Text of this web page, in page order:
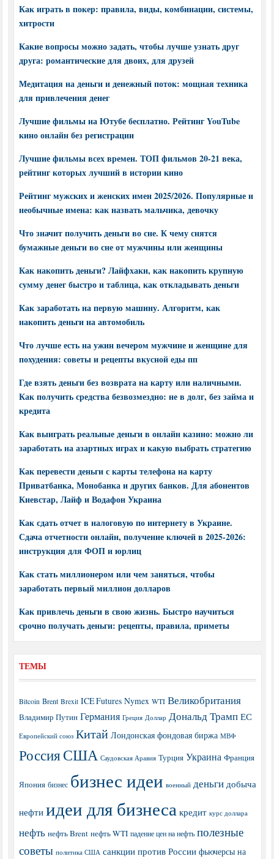
Как играть в покер: правила, виды, комбинации, системы,
хитрости
Какие вопросы можно задать, чтобы лучше узнать друг
друга: романтические для двоих, для друзей
Медитация на деньги и денежный поток: мощная техника
для привлечения денег
Лучшие фильмы на Ютубе бесплатно. Рейтинг YouTube
кино онлайн без регистрации
Лучшие фильмы всех времен. ТОП фильмов 20-21 века,
рейтинг которых лучший в истории кино
Рейтинг мужских и женских имен 2025/2026. Популярные и
необычные имена: как назвать мальчика, девочку
Что значит получить деньги во сне. К чему снятся
бумажные деньги во сне от мужчины или женщины
Как накопить деньги? Лайфхаки, как накопить крупную
сумму денег быстро и таблица, как откладывать деньги
Как заработать на первую машину. Алгоритм, как
накопить деньги на автомобиль
Что лучше есть на ужин вечером мужчине и женщине для
похудения: советы и рецепты вкусной еды пп
Где взять деньги без возврата на карту или наличными.
Как получить средства безвозмездно: не в долг, без займа и
кредита
Как выиграть реальные деньги в онлайн казино: можно ли
заработать на азартных играх и какую выбрать стратегию
Как перевести деньги с карты телефона на карту
Приватбанка, Монобанка и других банков. Для абонентов
Киевстар, Лайф и Водафон Украина
Как сдать отчет в налоговую по интернету в Украине.
Сдача отчетности онлайн, получение ключей в 2025-2026:
инструкция для ФОП и юрлиц
Как стать миллионером или чем заняться, чтобы
заработать первый миллион долларов
Как привлечь деньги в свою жизнь. Быстро научиться
срочно получать деньги: рецепты, правила, приметы
ТЕМЫ
Bitcoin Brent Brexit ICE Futures Nymex WTI Великобритания
Владимир Путин Германия Греция Доллар Дональд Трамп ЕС
Европейский союз Китай Лондонская фондовая биржа МВФ
РоссияСША Саудовская Аравия Турция Украина Франция
Япония бизнес бизнес идеи военный деньги добыча
нефти идеи для бизнеса кредит курс доллара
нефть нефть Brent нефть WTI падение цен на нефть полезные
советы политика США санкции против России фьючерсы на